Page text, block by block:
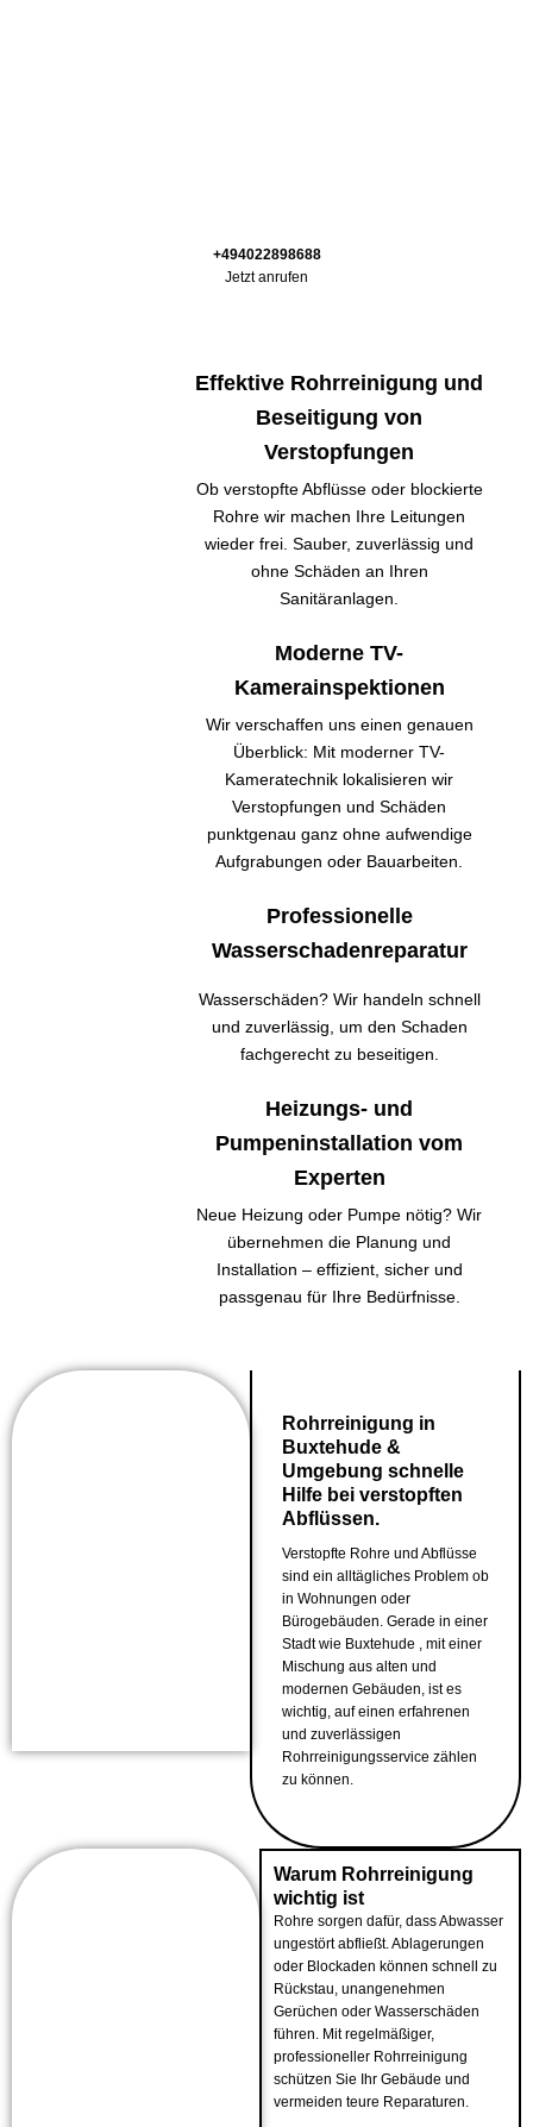
+494022898688
Jetzt anrufen
Effektive Rohrreinigung und
Beseitigung von
Verstopfungen
Ob verstopfte Abflüsse oder blockierte
Rohre wir machen Ihre Leitungen
wieder frei. Sauber, zuverlässig und
ohne Schäden an Ihren
Sanitäranlagen.
Moderne TV-
Kamerainspektionen
Wir verschaffen uns einen genauen
Überblick: Mit moderner TV-
Kameratechnik lokalisieren wir
Verstopfungen und Schäden
punktgenau ganz ohne aufwendige
Aufgrabungen oder Bauarbeiten.
Professionelle
Wasserschadenreparatur
Wasserschäden? Wir handeln schnell
und zuverlässig, um den Schaden
fachgerecht zu beseitigen.
Heizungs- und
Pumpeninstallation vom
Experten
Neue Heizung oder Pumpe nötig? Wir
übernehmen die Planung und
Installation – effizient, sicher und
passgenau für Ihre Bedürfnisse.
Rohrreinigung in
Buxtehude &
Umgebung schnelle
Hilfe bei verstopften
Abflüssen.
Verstopfte Rohre und Abflüsse
sind ein alltägliches Problem ob
in Wohnungen oder
Bürogebäuden. Gerade in einer
Stadt wie Buxtehude , mit einer
Mischung aus alten und
modernen Gebäuden, ist es
wichtig, auf einen erfahrenen
und zuverlässigen
Rohrreinigungsservice zählen
zu können.
Warum Rohrreinigung
wichtig ist
Rohre sorgen dafür, dass Abwasser
ungestört abfließt. Ablagerungen
oder Blockaden können schnell zu
Rückstau, unangenehmen
Gerüchen oder Wasserschäden
führen. Mit regelmäßiger,
professioneller Rohrreinigung
schützen Sie Ihr Gebäude und
vermeiden teure Reparaturen.